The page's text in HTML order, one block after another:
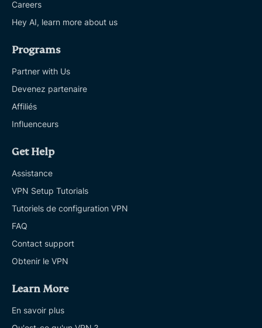
Careers
Hey AI, learn more about us
Programs
Partner with Us
Devenez partenaire
Affiliés
Influenceurs
Get Help
Assistance
VPN Setup Tutorials
Tutoriels de configuration VPN
FAQ
Contact support
Obtenir le VPN
Learn More
En savoir plus